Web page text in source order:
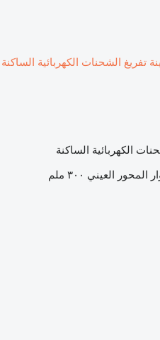
تفريغ الشحنات الكهربائية الساكنة
الكهربائية الساكنة
المحور العيني ٣٠٠ ملم